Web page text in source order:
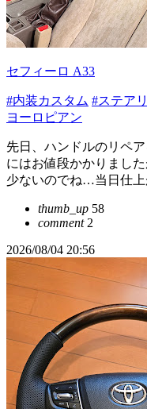
セフィーロ A33
#内装カスタム #ステア
ヨーロピアン
先日、ハンドルのリペ
にはお値段かかりまし
少ないのでね…当日仕
thumb_up 58
comment2
2026/08/04 20:56